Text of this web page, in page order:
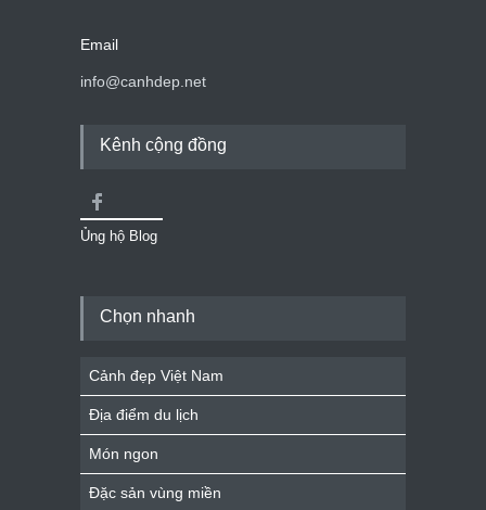
Email
info@canhdep.net
Kênh cộng đồng
Ủng hộ Blog
Chọn nhanh
Cảnh đẹp Việt Nam
Địa điểm du lịch
Món ngon
Đặc sản vùng miền